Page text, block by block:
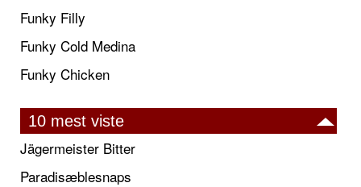
Funky Filly
Funky Cold Medina
Funky Chicken
10 mest viste
Jägermeister Bitter
Paradisæblesnaps